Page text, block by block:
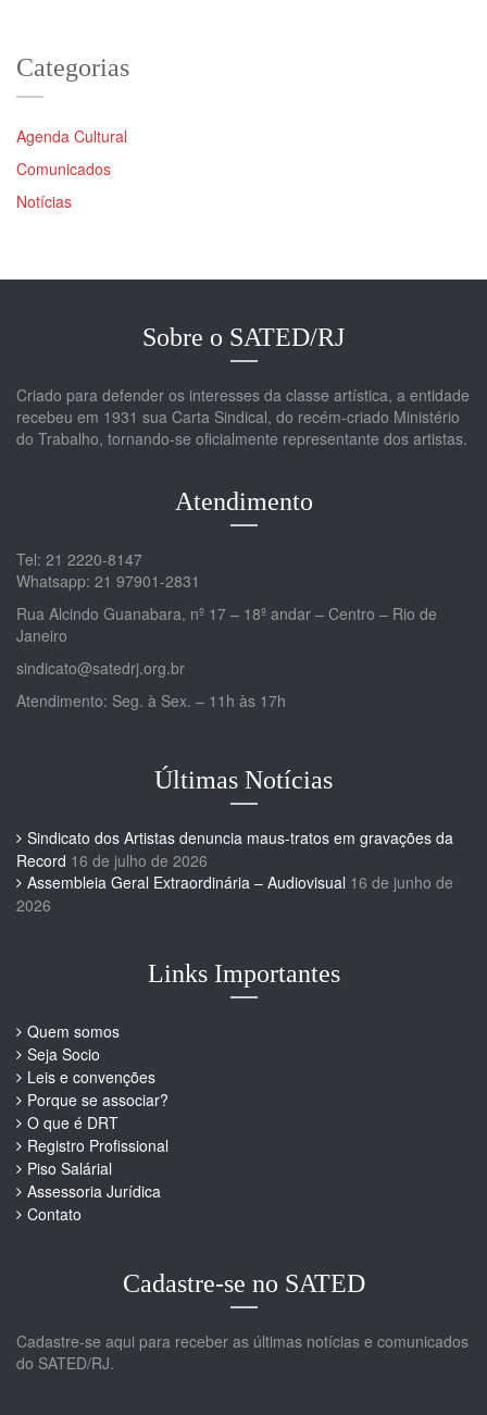
Categorias
Agenda Cultural
Comunicados
Notícias
Sobre o SATED/RJ
Criado para defender os interesses da classe artística, a entidade
recebeu em 1931 sua Carta Sindical, do recém-criado Ministério
do Trabalho, tornando-se oficialmente representante dos artistas.
Atendimento
Tel: 21 2220-8147
Whatsapp: 21 97901-2831
Rua Alcindo Guanabara, nº 17 – 18º andar – Centro – Rio de
Janeiro
sindicato@satedrj.org.br
Atendimento: Seg. à Sex. – 11h às 17h
Últimas Notícias
Sindicato dos Artistas denuncia maus-tratos em gravações da
Record 16 de julho de 2026
Assembleia Geral Extraordinária – Audiovisual 16 de junho de
2026
Links Importantes
Quem somos
Seja Socio
Leis e convenções
Porque se associar?
O que é DRT
Registro Profissional
Piso Salárial
Assessoria Jurídica
Contato
Cadastre-se no SATED
Cadastre-se aqui para receber as últimas notícias e comunicados
do SATED/RJ.